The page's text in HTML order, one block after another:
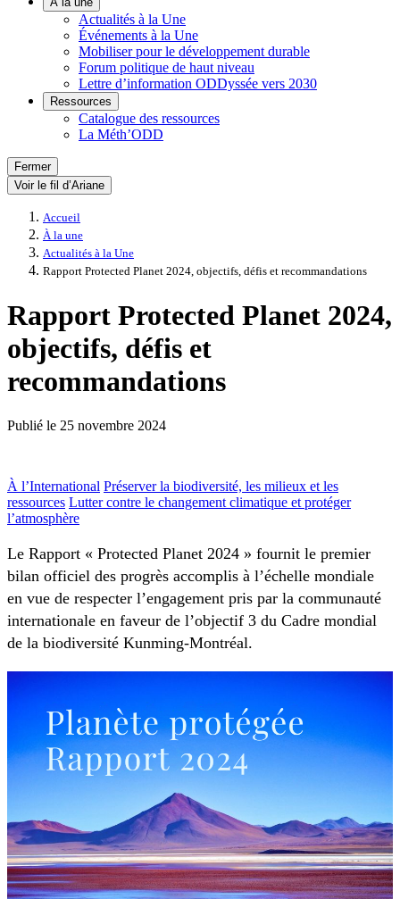
Actualités à la Une
Événements à la Une
Mobiliser pour le développement durable
Forum politique de haut niveau
Lettre d’information ODDyssée vers 2030
Ressources
Catalogue des ressources
La Méth’ODD
Fermer
Voir le fil d’Ariane
Accueil
À la une
Actualités à la Une
Rapport Protected Planet 2024, objectifs, défis et recommandations
Rapport Protected Planet 2024,
objectifs, défis et
recommandations
Publié le 25 novembre 2024
À l’International Préserver la biodiversité, les milieux et les
ressources Lutter contre le changement climatique et protéger
l’atmosphère
Le Rapport « Protected Planet 2024 » fournit le premier
bilan officiel des progrès accomplis à l’échelle mondiale
en vue de respecter l’engagement pris par la communauté
internationale en faveur de l’objectif 3 du Cadre mondial
de la biodiversité Kunming-Montréal.